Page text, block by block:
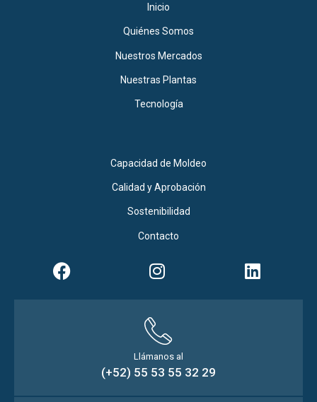
Inicio
Quiénes Somos
Nuestros Mercados
Nuestras Plantas
Tecnología
Capacidad de Moldeo
Calidad y Aprobación
Sostenibilidad
Contacto
Llámanos al
(+52) 55 53 55 32 29